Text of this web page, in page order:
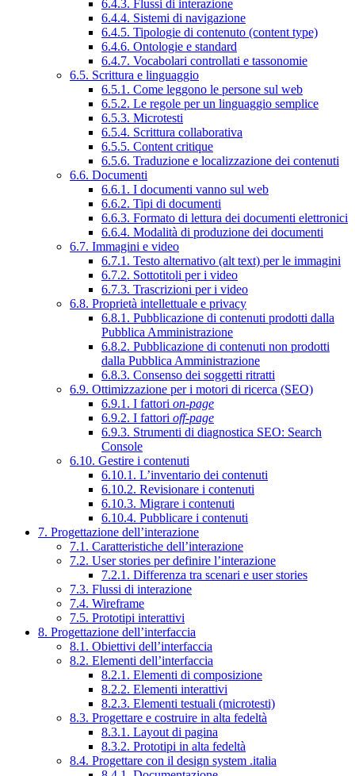
6.4.3. Flussi di interazione
6.4.4. Sistemi di navigazione
6.4.5. Tipologie di contenuto (content type)
6.4.6. Ontologie e standard
6.4.7. Vocabolari controllati e tassonomie
6.5. Scrittura e linguaggio
6.5.1. Come leggono le persone sul web
6.5.2. Le regole per un linguaggio semplice
6.5.3. Microtesti
6.5.4. Scrittura collaborativa
6.5.5. Content critique
6.5.6. Traduzione e localizzazione dei contenuti
6.6. Documenti
6.6.1. I documenti vanno sul web
6.6.2. Tipi di documenti
6.6.3. Formato di lettura dei documenti elettronici
6.6.4. Modalità di produzione dei documenti
6.7. Immagini e video
6.7.1. Testo alternativo (alt text) per le immagini
6.7.2. Sottotitoli per i video
6.7.3. Trascrizioni per i video
6.8. Proprietà intellettuale e privacy
6.8.1. Pubblicazione di contenuti prodotti dalla
Pubblica Amministrazione
6.8.2. Pubblicazione di contenuti non prodotti
dalla Pubblica Amministrazione
6.8.3. Consenso dei soggetti ritratti
6.9. Ottimizzazione per i motori di ricerca (SEO)
6.9.1. I fattori on-page
6.9.2. I fattori off-page
6.9.3. Strumenti di diagnostica SEO: Search
Console
6.10. Gestire i contenuti
6.10.1. L’inventario dei contenuti
6.10.2. Revisionare i contenuti
6.10.3. Migrare i contenuti
6.10.4. Pubblicare i contenuti
7. Progettazione dell’interazione
7.1. Caratteristiche dell’interazione
7.2. User stories per definire l’interazione
7.2.1. Differenza tra scenari e user stories
7.3. Flussi di interazione
7.4. Wireframe
7.5. Prototipi interattivi
8. Progettazione dell’interfaccia
8.1. Obiettivi dell’interfaccia
8.2. Elementi dell’interfaccia
8.2.1. Elementi di composizione
8.2.2. Elementi interattivi
8.2.3. Elementi testuali (microtesti)
8.3. Progettare e costruire in alta fedeltà
8.3.1. Layout di pagina
8.3.2. Prototipi in alta fedeltà
8.4. Progettare con il design system .italia